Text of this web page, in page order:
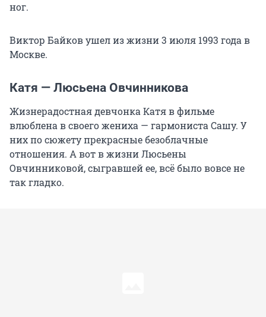
ног.
Виктор Байков ушел из жизни 3 июля 1993 года в
Москве.
Катя — Люсьена Овчинникова
Жизнерадостная девчонка Катя в фильме
влюблена в своего жениха — гармониста Сашу. У
них по сюжету прекрасные безоблачные
отношения. А вот в жизни Люсьены
Овчинниковой, сыгравшей ее, всё было вовсе не
так гладко.